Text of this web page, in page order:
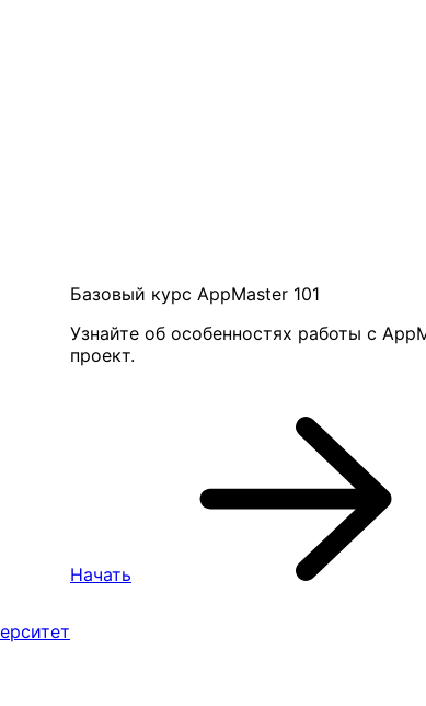
Базовый курс AppMaster 101
Узнайте об особенностях работы с
проект.
Начать